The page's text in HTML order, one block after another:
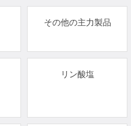
その他の主力製品
リン酸塩